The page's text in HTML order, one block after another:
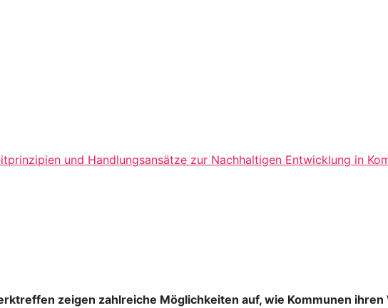
und Handlungsansätze zur Nachhaltigen Entwicklung in
zeigen zahlreiche Möglichkeiten auf, wie Kommunen